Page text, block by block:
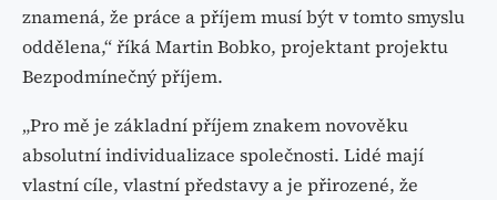
znamená, že práce a příjem musí být v tomto smyslu
oddělena,“ říká Martin Bobko, projektant projektu
Bezpodmínečný příjem.
„Pro mě je základní příjem znakem novověku
absolutní individualizace společnosti. Lidé mají
vlastní cíle, vlastní představy a je přirozené, že